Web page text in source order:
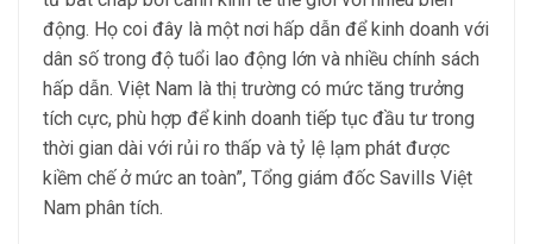
động. Họ coi đây là một nơi hấp dẫn để kinh doanh với
dân số trong độ tuổi lao động lớn và nhiều chính sách
hấp dẫn. Việt Nam là thị trường có mức tăng trưởng
tích cực, phù hợp để kinh doanh tiếp tục đầu tư trong
thời gian dài với rủi ro thấp và tỷ lệ lạm phát được
kiềm chế ở mức an toàn”, Tổng giám đốc Savills Việt
Nam phân tích.